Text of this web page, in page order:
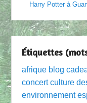
Harry Potter à
Étiquettes
afrique blog
concert culture
environnement